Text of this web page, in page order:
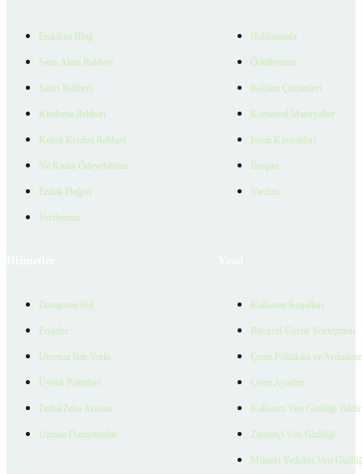
Emlakjet Blog
Satın Alma Rehberi
Satıcı Rehberi
Kiralama Rehberi
Konut Kredisi Rehberi
Ne Kadar Ödeyebilirim
Emlak Değeri
Verilerimiz
Hakkımızda
Ödüllerimiz
Reklam Çözümleri
Kurumsal Materyaller
İnsan Kaynakları
İletişim
Yardım
Danışman Bul
Projeler
Ücretsiz İlan Verin
Üyelik Paketleri
EmlakZeka Asistan
Uzman Danışmanlar
Kullanım Koşulları
Bireysel Üyelik Sözleşmesi
Çerez Politikası ve
Çerez Ayarları
Kullanıcı Veri Gizliliği
Ziyaretçi Veri Gizliliği
Müşteri Yetkilisi Veri